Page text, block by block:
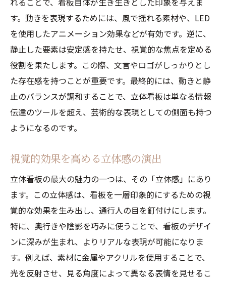
す。動きを表現するためには、風で揺れる素材や、LED
を使用したアニメーション効果などが有効です。逆に、
静止した要素は安定感を持たせ、視覚的な焦点を定める
役割を果たします。この際、文言やロゴがしっかりとし
た存在感を持つことが重要です。最終的には、動きと静
止のバランスが調和することで、立体看板は単なる情報
伝達のツールを超え、芸術的な表現としての側面も持つ
ようになるのです。
視覚的効果を高める立体感の演出
立体看板の最大の魅力の一つは、その「立体感」にあり
ます。この立体感は、看板を一層印象的にするための視
覚的な効果を生み出し、通行人の目を釘付けにします。
特に、奥行きや陰影を巧みに使うことで、看板のデザイ
ンに深みが生まれ、よりリアルな表現が可能になりま
す。例えば、素材に金属やアクリルを使用することで、
光を反射させ、見る角度によって異なる表情を見せるこ